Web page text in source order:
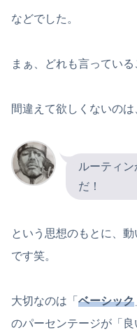
などでした。
まぁ、どれも言ってい
間違えて欲しくないの
ルーティ
だ！
という思想のもとに、
です笑。
大切なのは「 ベーシック
のパーセンテージが「